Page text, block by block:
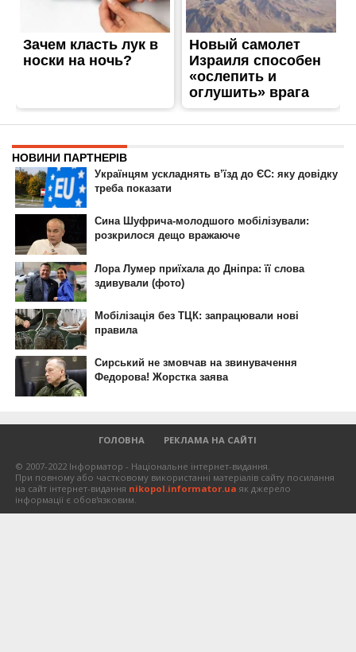
ГОЛОВНА РЕКЛАМА НА САЙТІ
© 2007-2022 Інформатор - Національне інтернет-видання.
При повному або частковому використанні матеріалів сайту посилання
на сайт інтернет-виданняnikopol.informator.uaяк джерело
інформації є обов'язковим.